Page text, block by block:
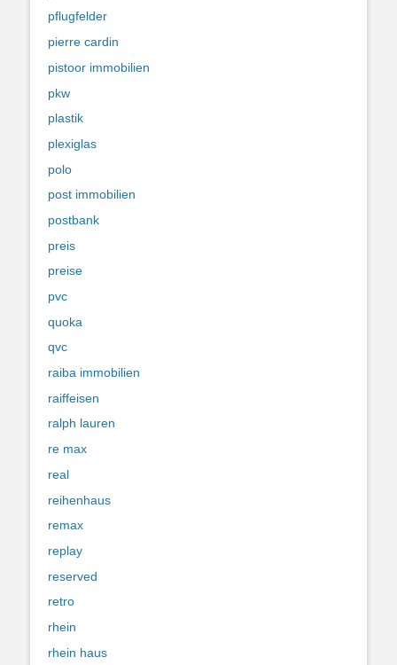
pflugfelder
pierre cardin
pistoor immobilien
pkw
plastik
plexiglas
polo
post immobilien
postbank
preis
preise
pvc
quoka
qvc
raiba immobilien
raiffeisen
ralph lauren
re max
real
reihenhaus
remax
replay
reserved
retro
rhein
rhein haus